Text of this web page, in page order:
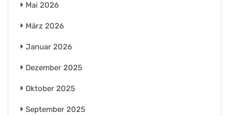
Mai 2026
März 2026
Januar 2026
Dezember 2025
Oktober 2025
September 2025